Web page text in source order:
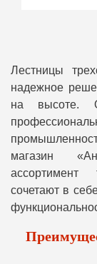
Лестницы
надежное
на высоте.
магазин
ассортимент
сочетают в